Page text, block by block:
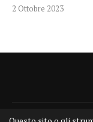
2 Ottobre 2023